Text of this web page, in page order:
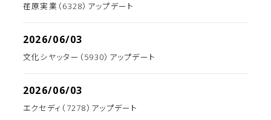
荏原実業（6328）アップデート
2026/06/03
文化シヤッター（5930）アップデート
2026/06/03
エクセディ（7278）アップデート